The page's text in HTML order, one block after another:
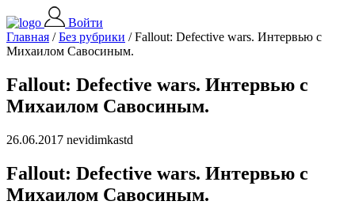
Войти
Главная /Без рубрики /Fallout: Defective wars. Интервью с
Михаилом Савосиным.
Fallout: Defective wars. Интервью с
Михаилом Савосиным.
26.06.2017 nevidimkastd
Fallout: Defective wars. Интервью с
Михаилом Савосиным.